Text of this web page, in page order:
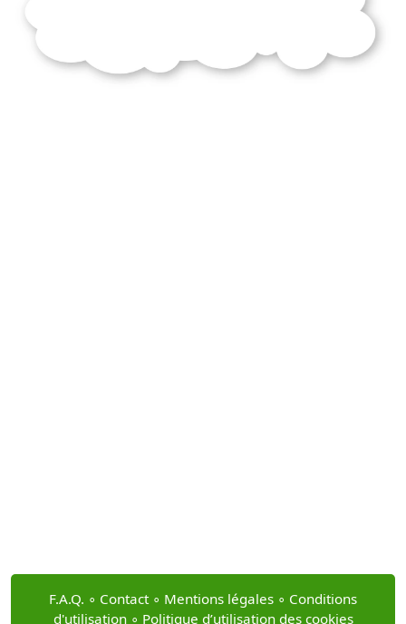
F.A.Q. ∘ Contact ∘ Mentions légales ∘ Conditions
d'utilisation∘ Politique d’utilisation des cookies